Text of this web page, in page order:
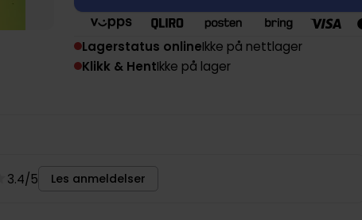
Lagerstatus onlineIkke på nettlager
Klikk & HentIkke på lager
3.4/5 Les anmeldelser